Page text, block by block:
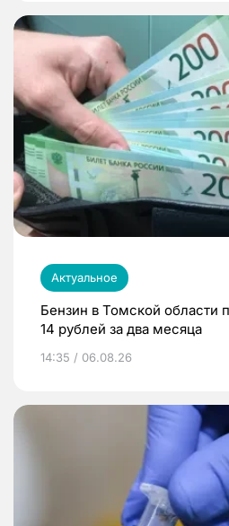
Актуальное
Бензин в Томской области
14 рублей за два месяца
14:35 / 06.08.26